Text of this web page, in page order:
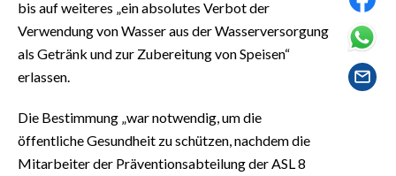
INSULARITÀ
FOTO
INFO AZIENDE
ABBONATI
bis auf weiteres „ein absolutes Verbot der
Verwendung von Wasser aus der Wasserversorgung
als Getränk und zur Zubereitung von Speisen“
erlassen.
Die Bestimmung „war notwendig, um die
öffentliche Gesundheit zu schützen, nachdem die
Mitarbeiter der Präventionsabteilung der ASL 8